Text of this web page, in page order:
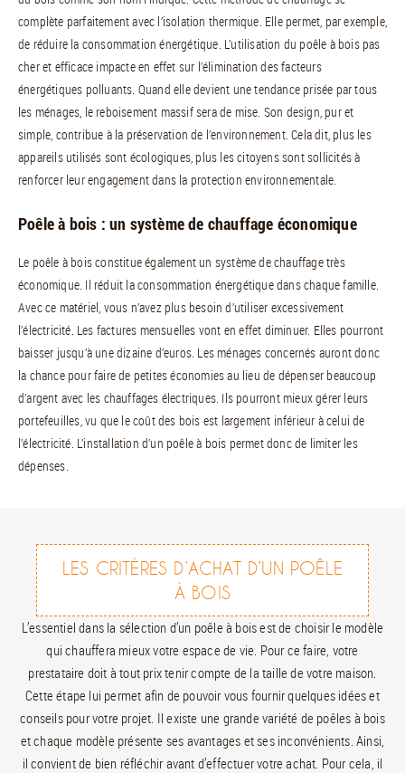
complète parfaitement avec l’isolation thermique. Elle permet, par exemple,
de réduire la consommation énergétique. L’utilisation du poêle à bois pas
cher et efficace impacte en effet sur l’élimination des facteurs
énergétiques polluants. Quand elle devient une tendance prisée par tous
les ménages, le reboisement massif sera de mise. Son design, pur et
simple, contribue à la préservation de l’environnement. Cela dit, plus les
appareils utilisés sont écologiques, plus les citoyens sont sollicités à
renforcer leur engagement dans la protection environnementale.
Poêle à bois : un système de chauffage économique
Le poêle à bois constitue également un système de chauffage très
économique. Il réduit la consommation énergétique dans chaque famille.
Avec ce matériel, vous n’avez plus besoin d’utiliser excessivement
l’électricité. Les factures mensuelles vont en effet diminuer. Elles pourront
baisser jusqu’à une dizaine d’euros. Les ménages concernés auront donc
la chance pour faire de petites économies au lieu de dépenser beaucoup
d’argent avec les chauffages électriques. Ils pourront mieux gérer leurs
portefeuilles, vu que le coût des bois est largement inférieur à celui de
l’électricité. L’installation d’un poêle à bois permet donc de limiter les
dépenses.
LES CRITÈRES D’ACHAT D’UN POÊLE
À BOIS
L’essentiel dans la sélection d’un poêle à bois est de choisir le modèle
qui chauffera mieux votre espace de vie. Pour ce faire, votre
prestataire doit à tout prix tenir compte de la taille de votre maison.
Cette étape lui permet afin de pouvoir vous fournir quelques idées et
conseils pour votre projet. Il existe une grande variété de poêles à bois
et chaque modèle présente ses avantages et ses inconvénients. Ainsi,
il convient de bien réfléchir avant d’effectuer votre achat. Pour cela, il